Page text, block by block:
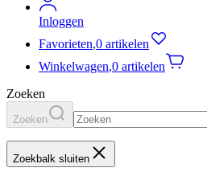
Inloggen
Favorieten,0 artikelen
Winkelwagen,0 artikelen
Zoeken
Zoeken
Zoekbalk sluiten